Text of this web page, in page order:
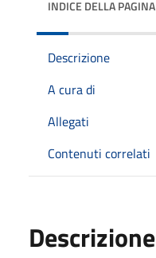
INDICE DELLA PAGINA
Descrizione
A cura di
Allegati
Contenuti correlati
Descrizione